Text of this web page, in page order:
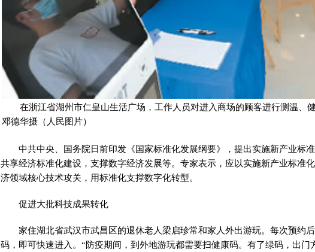
在浙江省湖州市仁皇山生活广场，工作人员对进入商场的顾客进行测温、
邓德华摄（人民图片）
中共中央、国务院日前印发《国家标准化发展纲要》，提出实施新产业标
共享经济标准化建设，支撑数字经济发展等。专家表示，应以实施新产业标准
济领域核心技术攻关，用标准化支撑数字化转型。
促进大批科技成果转化
家住湖北省武汉市武昌区的退休老人梁启珍常和家人外出游玩。每次预约
码，即可快速进入。“防疫期间，到外地游玩都需要扫健康码。有了绿码，出门